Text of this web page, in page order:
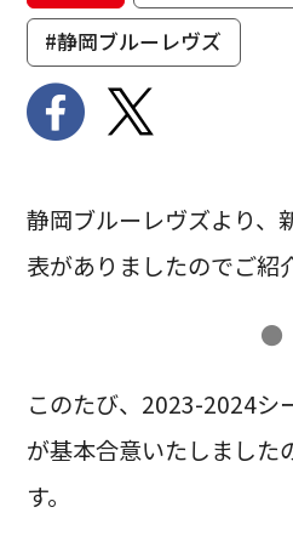
#静岡ブルーレヴズ
静岡ブルーレヴズより、
表がありましたのでご紹
●
このたび、2023-2024シ
が基本合意いたしました
す。